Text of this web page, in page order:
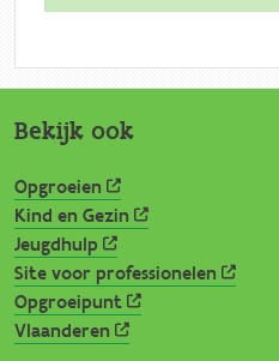
Bekijk ook
Opgroeien
Kind en Gezin
Jeugdhulp
Site voor professionelen
Opgroeipunt
Vlaanderen